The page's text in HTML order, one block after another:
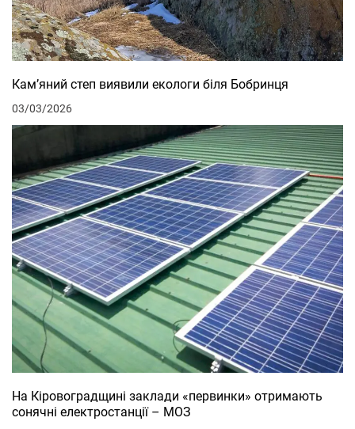
Кам’яний степ виявили екологи біля Бобринця
03/03/2026
На Кіровоградщині заклади «первинки» отримають
сонячні електростанції – МОЗ